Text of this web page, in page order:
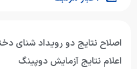
اصلاح نتایج دو رویداد شنای
اعلام نتایج آزمایش دوپینگ